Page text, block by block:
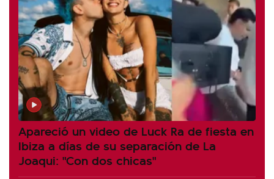
Apareció un video de Luck Ra de fiesta en
Ibiza a días de su separación de La
Joaqui: "Con dos chicas"